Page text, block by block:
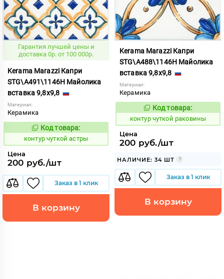
Гарантия лучшей цены и
доставка 0р. от 100 000р.
Kerama Marazzi Капри
STG\A491\1146H Майолика
вставка 9,8x9,8
Материал:
Керамика
764706
Код товара:
контур чуткой астры
Цена
200 руб./шт
Заказ в 1 клик
В корзину
Kerama Marazzi Капри
STG\A488\1146H Майолика
вставка 9,8x9,8
Материал:
Керамика
764703
Код товара:
контур чуткой раковины
Цена
200 руб./шт
НАЛИЧИЕ: 34 ШТ
Заказ в 1 клик
В корзину